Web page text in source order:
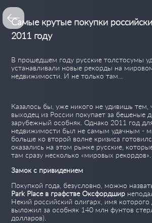
Самые крутые покупки
2011 году
В прошедшем году русские толстосумы
устанавливали новые рекорды на
недвижимости. И не только там...
Казалось бы, уже никого не удивишь тем,
выходец из России покупает за бешеные
зарубежный особняк. Однако 2011 год
недвижимости был не самым удачным -
больше ко второй волне кризиса
оказались на этом рынке русские,
там сразу несколько «мировых рекордов».
Замок с привидением
Покупкой года, безусловно, можно
Park Place в графстве Оксфордшир
Некий российский олигарх, имя которого
выложил за особняк 140 млн фунтов
долларов).